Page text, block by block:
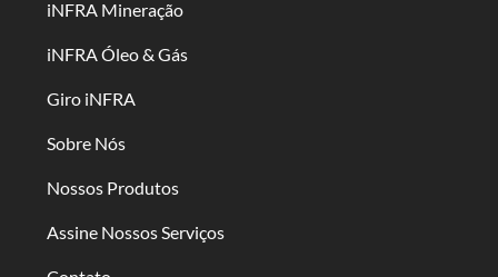
iNFRA Mineração
iNFRA Óleo & Gás
Giro iNFRA
Sobre Nós
Nossos Produtos
Assine Nossos Serviços